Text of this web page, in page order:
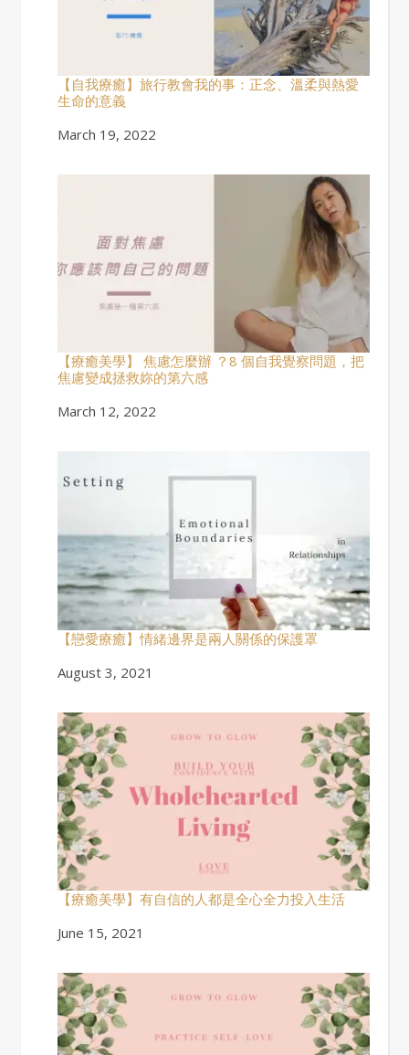
【自我療癒】旅行教會我的事：正念、溫柔與熱愛
生命的意義
Date
March 19, 2022
【療癒美學】 焦慮怎麼辦 ？8 個自我覺察問題，把
焦慮變成拯救妳的第六感
Date
March 12, 2022
【戀愛療癒】情緒邊界是兩人關係的保護罩
Date
August 3, 2021
【療癒美學】有自信的人都是全心全力投入生活
Date
June 15, 2021